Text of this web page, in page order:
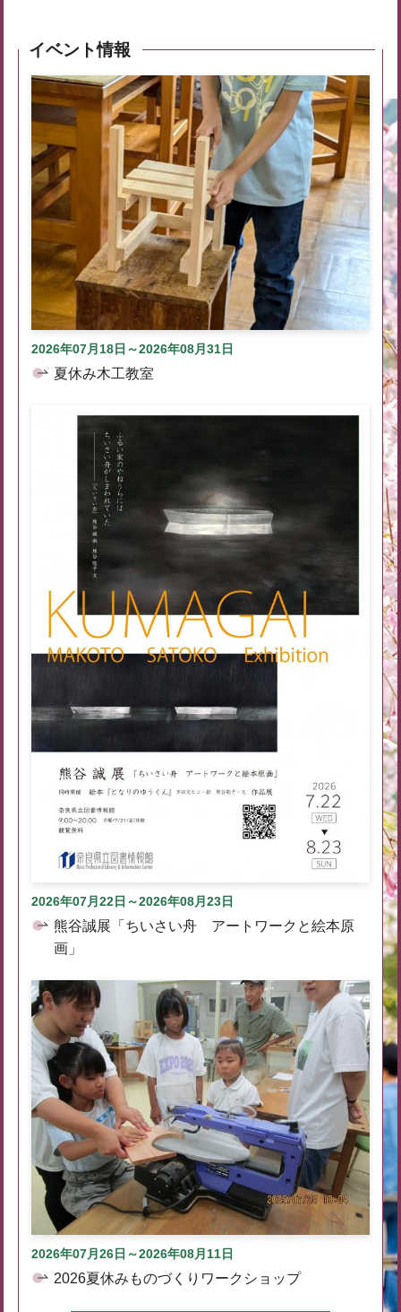
イベント情報
2026年07月18日～2026年08月31日
夏休み木工教室
2026年07月22日～2026年08月23日
熊谷誠展「ちいさい舟 アートワークと絵本原
画」
2026年07月26日～2026年08月11日
2026夏休みものづくりワークショップ